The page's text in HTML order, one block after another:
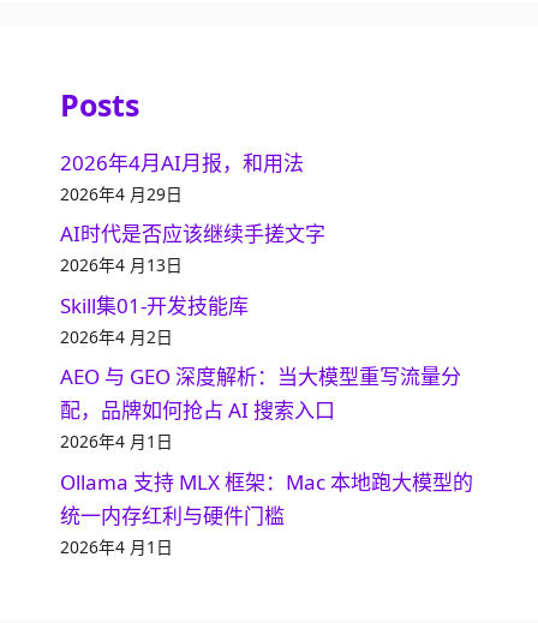
Posts
2026年4月AI月报，和用法
2026年4 月29日
AI时代是否应该继续手搓文字
2026年4 月13日
Skill集01-开发技能库
2026年4 月2日
AEO 与 GEO 深度解析：当大模型重写流量分
配，品牌如何抢占 AI 搜索入口
2026年4 月1日
Ollama 支持 MLX 框架：Mac 本地跑大模型的
统一内存红利与硬件门槛
2026年4 月1日